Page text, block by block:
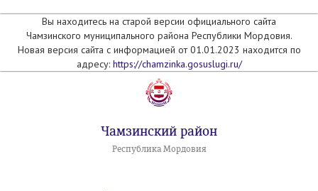
Вы находитесь на старой версии официального сайта
Чамзинского муниципального района Республики Мордовия.
Новая версия сайта с информацией от 01.01.2023 находится по
адресу: https://chamzinka.gosuslugi.ru/
Чамзинский район
Республика Мордовия